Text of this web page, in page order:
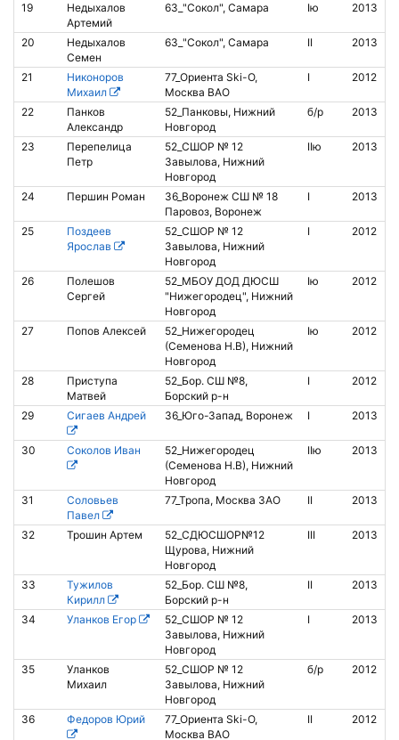
19
Недыхалов
Артемий
63_"Сокол", Самара Iю 2013
20
Недыхалов
Семен
63_"Сокол", Самара II 2013
21
Никоноров
Михаил
77_Ориента Ski-O,
Москва ВАО
I 2012
22
Панков
Александр
52_Панковы, Нижний
Новгород
б/р 2013
23
Перепелица
Петр
52_СШОР № 12
Завылова, Нижний
Новгород
IIю 2013
24 Першин Роман
36_Воронеж СШ № 18
Паровоз, Воронеж
I 2013
25
Поздеев
Ярослав
52_СШОР № 12
Завылова, Нижний
Новгород
I 2012
26
Полешов
Сергей
52_МБОУ ДОД ДЮСШ
"Нижегородец", Нижний
Новгород
Iю 2012
27 Попов Алексей
52_Нижегородец
(Семенова Н.В), Нижний
Новгород
Iю 2012
28
Приступа
Матвей
52_Бор. СШ №8,
Борский р-н
I 2012
29 Сигаев Андрей 36_Юго-Запад, Воронеж I 2013
30 Соколов Иван
52_Нижегородец
(Семенова Н.В), Нижний
Новгород
IIю 2013
31
Соловьев
Павел
77_Тропа, Москва ЗАО II 2013
32 Трошин Артем
52_СДЮСШОР№12
Щурова, Нижний
Новгород
III 2013
33
Тужилов
Кирилл
52_Бор. СШ №8,
Борский р-н
II 2013
34 Уланков Егор
52_СШОР № 12
Завылова, Нижний
Новгород
I 2013
35
Уланков
Михаил
52_СШОР № 12
Завылова, Нижний
Новгород
б/р 2012
36 Федоров Юрий
77_Ориента Ski-O,
Москва ВАО
II 2012